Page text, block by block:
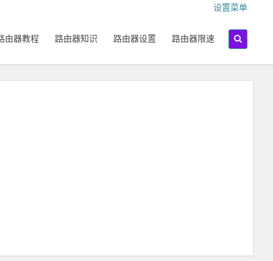
设置菜单
由器教程 路由器知识 路由器设置 路由器限速